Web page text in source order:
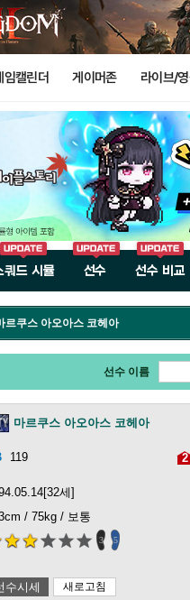
임캘린더 게이머존 라이브/
쿼드 시뮬 선수 선수 비교
르쿠스 아오아스 코헤아
선수 이름
마르쿠스 아오아스 코헤아
119 2
세]
/ 75kg / 보통
3 5
수시세 새로고침